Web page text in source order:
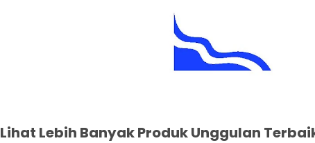
Lihat Lebih Banyak Produk Unggulan